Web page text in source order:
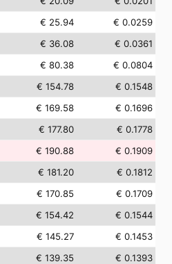
€ 25.94
€ 0.0259
€ 36.08
€ 0.0361
€ 80.38
€ 0.0804
€ 154.78
€ 0.1548
€ 169.58
€ 0.1696
€ 177.80
€ 0.1778
€ 190.88
€ 0.1909
€ 181.20
€ 0.1812
€ 170.85
€ 0.1709
€ 154.42
€ 0.1544
€ 145.27
€ 0.1453
€ 139.35 € 0.1393